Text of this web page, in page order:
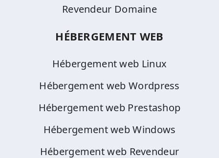
Revendeur Domaine
HÉBERGEMENT WEB
Hébergement web Linux
Hébergement web Wordpress
Hébergement web Prestashop
Hébergement web Windows
Hébergement web Revendeur